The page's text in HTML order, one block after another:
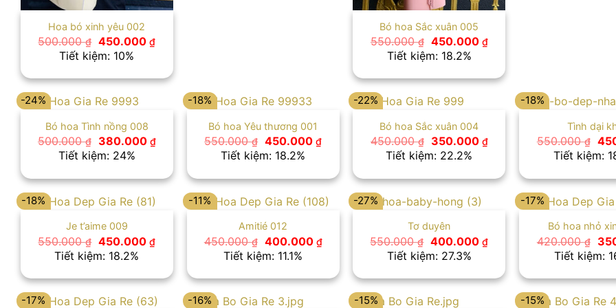
Hoa bó xinh yêu 002
500.000₫ Giá
gốc
là:
450.000₫Giá
450.000 ₫.
Tiết kiệm: 10%
Bó hoa Sắc xuân 005
550.000₫ Giá
gốc
là:
450.000 ₫Giá
hiện
450.000 ₫.
Tiết kiệm: 18.2%
-24%
Bó hoa Tình nồng 008
500.000₫
Giá
gốc
là:
380.000 ₫Giá
hiện
380.000 ₫.
Tiết kiệm: 24%
-18%
Bó hoa Yêu thương 001
550.000₫ Giá
gốc
là:
450.000₫Giá
450.000 ₫.
Tiết kiệm: 18.2%
-22%
Bó hoa Sắc xuân 004
450.000₫
Giá
gốc
là:
350.000 ₫Giá
hiện
350.000 ₫.
Tiết kiệm: 22.2%
-18%
Tình dại
550.000₫
Giá
gốc
là:
Tiết kiệm:
-18%
Je t’aime 009
550.000₫ Giá
gốc
là:
450.000₫Giá
450.000 ₫.
Tiết kiệm: 18.2%
-11%
Amitié 012
450.000₫
Giá
gốc
là:
400.000 ₫Giá
hiện
400.000 ₫.
Tiết kiệm: 11.1%
-27%
Tơ duyên
550.000₫ Giá
gốc
là:
400.000₫Giá
400.000 ₫.
Tiết kiệm: 27.3%
-17%
Bó hoa nhỏ
420.000₫
Giá
gốc
là:
Tiết kiệm:
-17% -16% -15% -15%